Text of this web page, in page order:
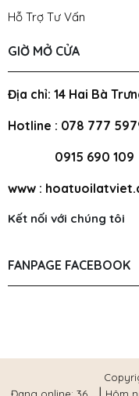
Hỗ Trợ Tư Vấn
GIỜ MỞ CỬA
Địa chỉ: 14 Hai Bà
Hotline : 078 777
0915 690 109
www :
Kết nối với chúng tôi
FANPAGE FACEBOOK